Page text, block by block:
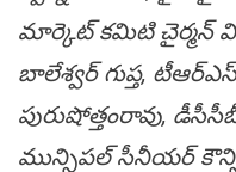
మార్కెట్ క‌మిటి
బాలేశ్వ‌ర్ గుప్త‌,
పురుషోత్తంరావు,
మున్సిప‌ల్ సీనీయ‌ర్